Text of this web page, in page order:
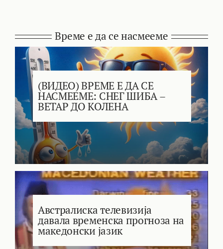
Време е да се насмееме
(ВИДЕО) ВРЕМЕ Е ДА СЕ
НАСМЕЕМЕ: СНЕГ ШИБА –
ВЕТАР ДО КОЛЕНА
Австралиска телевизија
давала временска прогноза на
македонски јазик